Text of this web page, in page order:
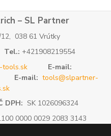
– SL Partner
038 61 Vrútky
Tel.: +421908219554
E-mail:
E-mail: tools@slpartner-
DPH: SK 1026096324
0000 0029 2083 3143